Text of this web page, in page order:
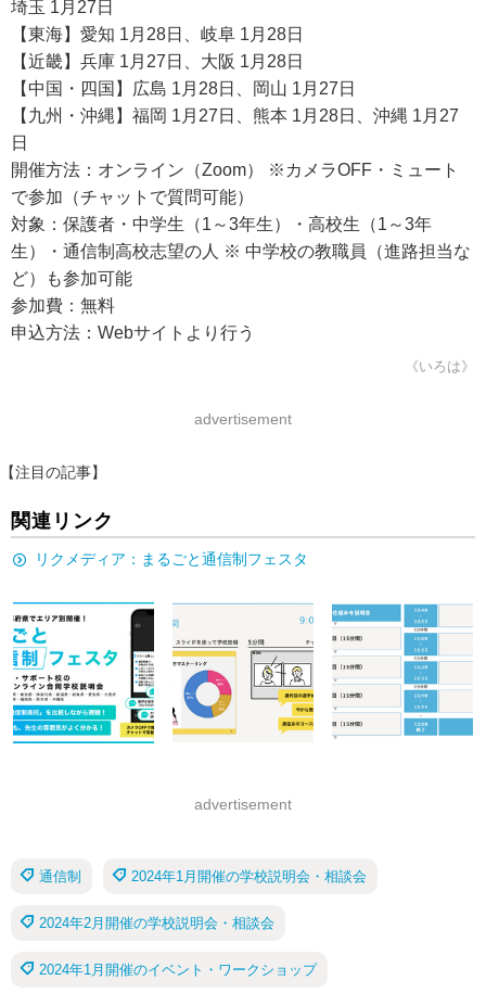
埼玉 1月27日
【東海】愛知 1月28日、岐阜 1月28日
【近畿】兵庫 1月27日、大阪 1月28日
【中国・四国】広島 1月28日、岡山 1月27日
【九州・沖縄】福岡 1月27日、熊本 1月28日、沖縄 1月27
日
開催方法：オンライン（Zoom） ※カメラOFF・ミュート
で参加（チャットで質問可能）
対象：保護者・中学生（1～3年生）・高校生（1～3年
生）・通信制高校志望の人 ※ 中学校の教職員（進路担当な
ど）も参加可能
参加費：無料
申込方法：Webサイトより行う
《いろは》
advertisement
【注目の記事】
関連リンク
リクメディア：まるごと通信制フェスタ
advertisement
通信制 2024年1月開催の学校説明会・相談会
2024年2月開催の学校説明会・相談会
2024年1月開催のイベント・ワークショップ